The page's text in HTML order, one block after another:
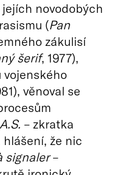
novodobých
(Pan
zákulisí
šerif, 1977),
vojenského
věnoval se
– zkratka
že nic
signaler–